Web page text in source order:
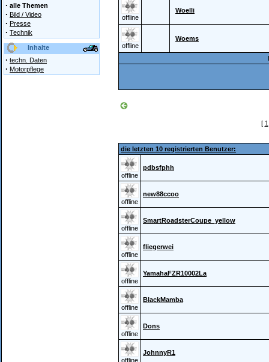
· alle Themen
· Bild / Video
· Presse
· Technik
Inhalte
· techn. Daten
· Motorpflege
offline
Woelli
offline
Woems
[ 1
die letzten 10 registrierten Benutzer:
offline
pdbsfphh
offline
new88ccoo
offline
SmartRoadsterCoupe_yellow
offline
fliegerwei
offline
YamahaFZR10002La
offline
BlackMamba
offline
Dons
offline
JohnnyR1